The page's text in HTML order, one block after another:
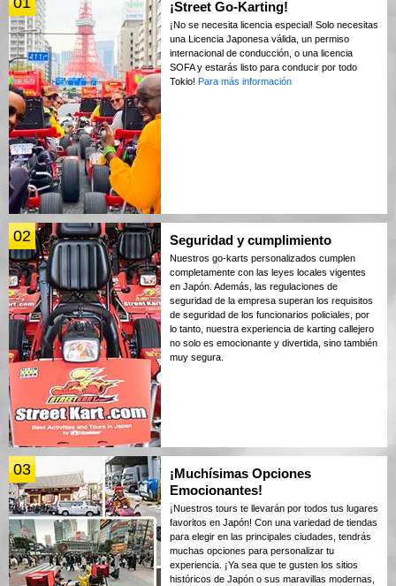
¡Street Go-Karting!
¡No se necesita licencia especial! Solo necesitas
una Licencia Japonesa válida, un permiso
internacional de conducción, o una licencia
SOFA y estarás listo para conducir por todo
Tokio! Para más información
02 Seguridad y cumplimiento
Nuestros go-karts personalizados cumplen
completamente con las leyes locales vigentes
en Japón. Además, las regulaciones de
seguridad de la empresa superan los requisitos
de seguridad de los funcionarios policiales, por
lo tanto, nuestra experiencia de karting callejero
no solo es emocionante y divertida, sino también
muy segura.
03
¡Muchísimas Opciones
Emocionantes!
¡Nuestros tours te llevarán por todos tus lugares
favoritos en Japón! Con una variedad de tiendas
para elegir en las principales ciudades, tendrás
muchas opciones para personalizar tu
experiencia. ¡Ya sea que te gusten los sitios
históricos de Japón o sus maravillas modernas,